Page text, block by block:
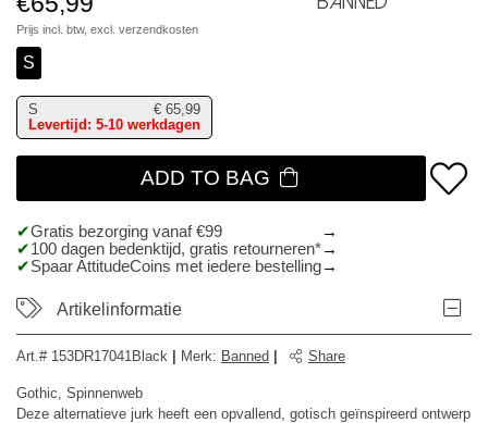
Prijs incl. btw, excl. verzendkosten
S
S € 65,99
Levertijd: 5-10 werkdagen
ADD TO BAG
Gratis bezorging vanaf €99
100 dagen bedenktijd, gratis retourneren*
Spaar AttitudeCoins met iedere bestelling
Artikelinformatie
Art.# 153DR17041Black Merk: Banned Share
Gothic, Spinnenweb
Deze alternatieve jurk heeft een opvallend, gotisch geïnspireerd ontwerp